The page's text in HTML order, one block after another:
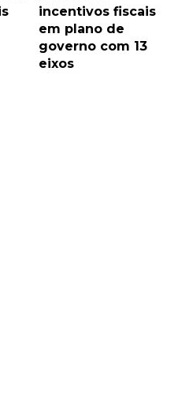
incentivos fiscais
em plano de
governo com 13
eixos